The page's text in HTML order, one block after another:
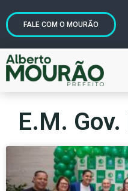
FALE COM O MOURÃO
E.M.